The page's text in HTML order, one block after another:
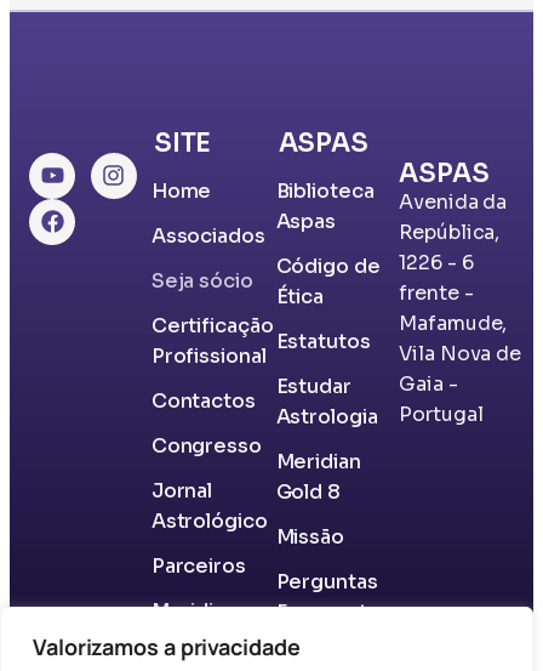
Valorizamos a privacidade
SITE
Home
Associados
Seja sócio
Certificação
Profissional
Contactos
Congresso
Jornal
Astrológico
Parceiros
Meridian
Gold 8
ASPAS
Biblioteca
Aspas
​Código de
Ética
Estatutos
​Estudar
Astrologia
Meridian
Gold 8
Missão
​Perguntas
Frequentes
Questões
ASPAS
Avenida da
República,
1226 - 6
frente -
Mafamude,
Vila Nova de
Gaia -
Portugal